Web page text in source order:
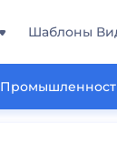
Шаблоны